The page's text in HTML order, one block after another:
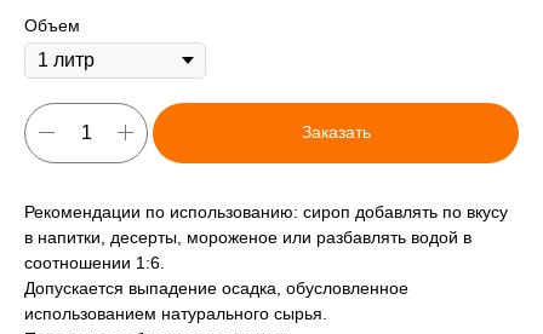
Объем
Заказать
Рекомендации по использованию: сироп добавлять по вкусу
в напитки, десерты, мороженое или разбавлять водой в
соотношении 1:6.
Допускается выпадение осадка, обусловленное
использованием натурального сырья.